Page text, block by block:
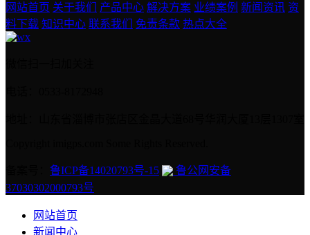
网站首页 关于我们 产品中心 解决方案 业绩案例 新闻资讯 资
料下载 知识中心 联系我们 免责条款 热点大全
鲁ICP备14020793号-15
鲁公网安备
37030302000793号
网站首页
新闻中心